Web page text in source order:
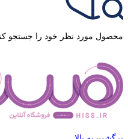
محصول مورد نظر خود را جستجو